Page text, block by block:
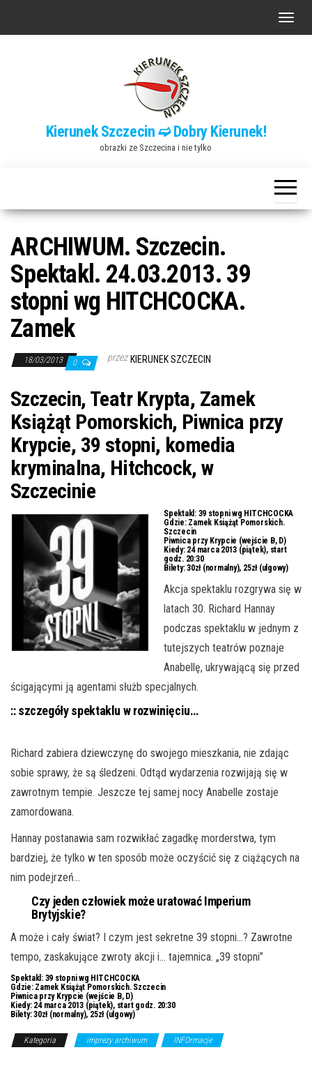
P
n
a
w
Kierunek Szczecin ➫ Dobry Kierunek!
obrazki ze Szczecina i nie tylko
ARCHIWUM. Szczecin.
Spektakl. 24.03.2013. 39
stopni wg HITCHCOCKA.
Zamek
18/03/2013 0 przez KIERUNEK SZCZECIN
Szczecin, Teatr Krypta, Zamek
Książąt Pomorskich, Piwnica przy
Krypcie, 39 stopni, komedia
kryminalna, Hitchcock, w
Szczecinie
Spektakl:39 stopni wg HITCHCOCKA
Gdzie:Zamek Książąt Pomorskich.
Szczecin
Piwnica przy Krypcie (wejście B, D)
Kiedy:24 marca 2013 (piątek), start
godz. 20:30
Bilety:30zł (normalny), 25zł (ulgowy)
Akcja spektaklu rozgrywa się w
latach 30. Richard Hannay
podczas spektaklu w jednym z
tutejszych teatrów poznaje
Anabellę, ukrywającą się przed
ścigającymi ją agentami służb specjalnych.
:: szczegóły spektaklu w rozwinięciu…
Richard zabiera dziewczynę do swojego mieszkania, nie zdając
sobie sprawy, że są śledzeni. Odtąd wydarzenia rozwijają się w
zawrotnym tempie. Jeszcze tej samej nocy Anabelle zostaje
zamordowana.
Hannay postanawia sam rozwikłać zagadkę morderstwa, tym
bardziej, że tylko w ten sposób może oczyścić się z ciążących na
nim podejrzeń…
Czy jeden człowiek może uratować Imperium
Brytyjskie?
A może i cały świat? I czym jest sekretne 39 stopni…? Zawrotne
tempo, zaskakujące zwroty akcji i… tajemnica. „39 stopni”
Spektakl:39 stopni wg HITCHCOCKA
Gdzie:Zamek Książąt Pomorskich. Szczecin
Piwnica przy Krypcie (wejście B, D)
Kiedy:24 marca 2013 (piątek), start godz. 20:30
Bilety:30zł (normalny), 25zł (ulgowy)
Kategoria imprezy archiwum INFOrmacje